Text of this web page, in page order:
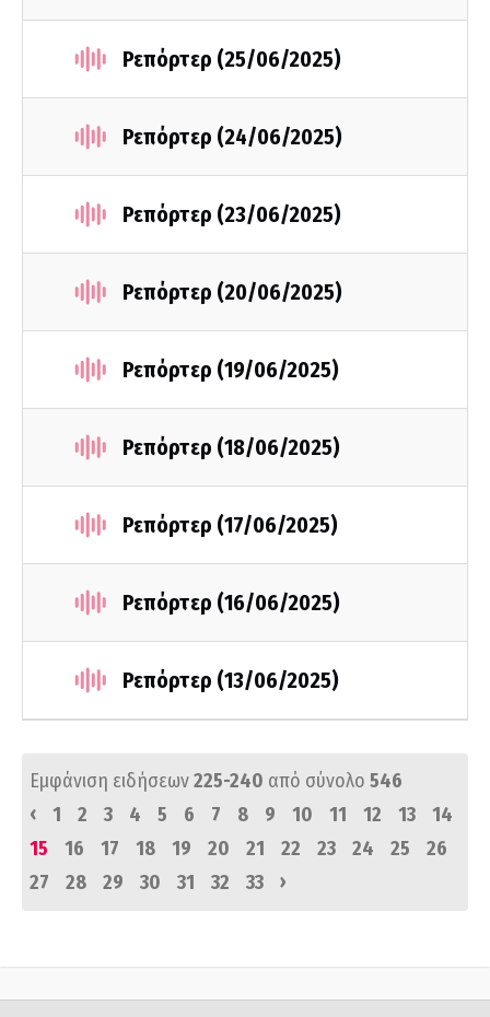
Ρεπόρτερ (25/06/2025)
Ρεπόρτερ (24/06/2025)
Ρεπόρτερ (23/06/2025)
Ρεπόρτερ (20/06/2025)
Ρεπόρτερ (19/06/2025)
Ρεπόρτερ (18/06/2025)
Ρεπόρτερ (17/06/2025)
Ρεπόρτερ (16/06/2025)
Ρεπόρτερ (13/06/2025)
Εμφάνιση ειδήσεων225-240 από σύνολο 546
‹
1 2 3 4 5 6 7 8 9 10 11 12 13
14
15
16 17 18 19 20 21 22 23 24 25
26
27
28 29 30 31 32 33 ›